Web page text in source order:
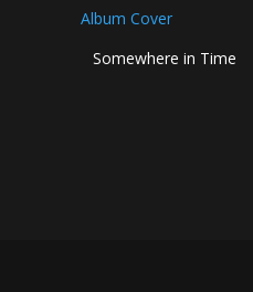
Somewhere in Time